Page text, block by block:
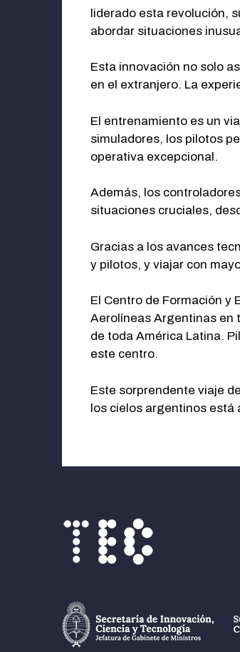
liderado esta revolución,
abordar situaciones
Esta innovación no solo
en el extranjero. La
El entrenamiento es un
simuladores, los pilotos
operativa excepcional.
Además, los
situaciones cruciales,
Gracias a los avances
y pilotos, y viajar con
El Centro de Formación y
Aerolíneas Argentinas en
de toda América Latina.
este centro.
Este sorprendente viaje
los cielos argentinos está